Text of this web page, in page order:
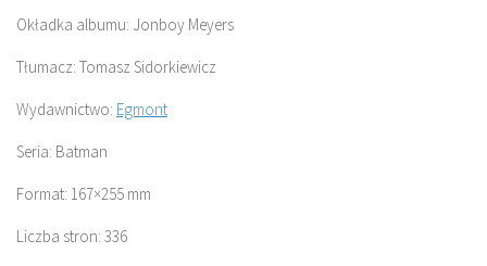
Okładka albumu: Jonboy Meyers
Tłumacz: Tomasz Sidorkiewicz
Wydawnictwo: Egmont
Seria: Batman
Format: 167×255 mm
Liczba stron: 336